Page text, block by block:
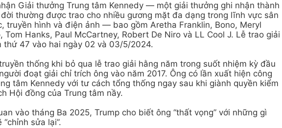
Giải thưởng Trung tâm Kennedy — một giải thưởng ghi nhận thành
thường được trao cho nhiều gương mặt đa dạng trong lĩnh vực sân
truyền hình và điện ảnh — bao gồm Aretha Franklin, Bono, Meryl
Tom Hanks, Paul McCartney, Robert De Niro và LL Cool J. Lễ trao giải
thứ 47 vào hai ngày 02 và 03/5/2024.
thống khi bỏ qua lễ trao giải hằng năm trong suốt nhiệm kỳ đầu
đoạt giải chỉ trích ông vào năm 2017. Ông có lần xuất hiện công
tâm Kennedy với tư cách tổng thống ngay sau khi giành quyền kiểm
Hội đồng của Trung tâm nầy.
vào tháng Ba 2025, Trump cho biết ông “thất vọng” với những gì
sửa lại”.